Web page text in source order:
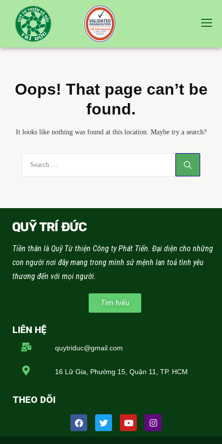
Oops! That page can’t be
found.
It looks like nothing was found at this location. Maybe try a search?
Tiền thân là Quỹ Từ thiện Công ty Phát Tiến. Đại diện cho những
con người nơi đây mang trong mình sứ mệnh lan toả tình yêu
thương đến với mọi người.
Tìm hiểu
LIÊN HỆ
quytriduc@gmail.com
16 Lữ Gia, Phường 15, Quận 11, TP. HCM
THEO DÕI